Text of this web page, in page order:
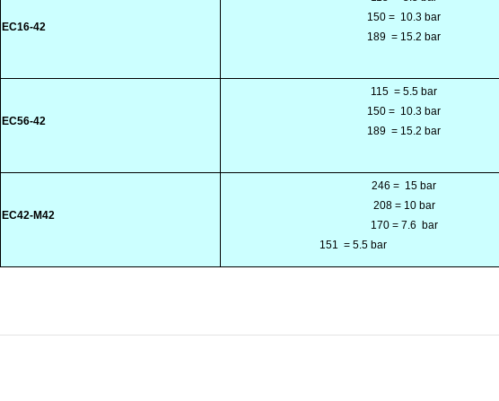
EC16-42
150 = 10.3 bar
189 = 15.2 bar
EC56-42
115 = 5.5 bar
150 = 10.3 bar
189 = 15.2 bar
EC42-M42
246 = 15 bar
208 = 10 bar
170 = 7.6 bar
151
= 5.5 bar